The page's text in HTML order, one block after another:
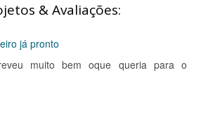
& Avaliações:
já pronto
muito bem oque queria para o